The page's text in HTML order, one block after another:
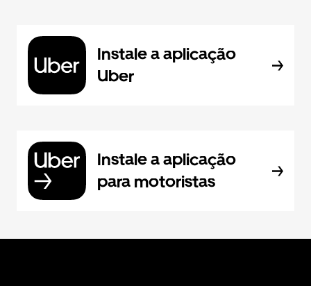
Instale a aplicação
Uber
Instale a aplicação
para motoristas